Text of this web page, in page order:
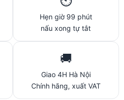
Hẹn giờ 99 phút
nấu xong tự tắt
🚚
Giao 4H Hà Nội
Chính hãng, xuất VAT